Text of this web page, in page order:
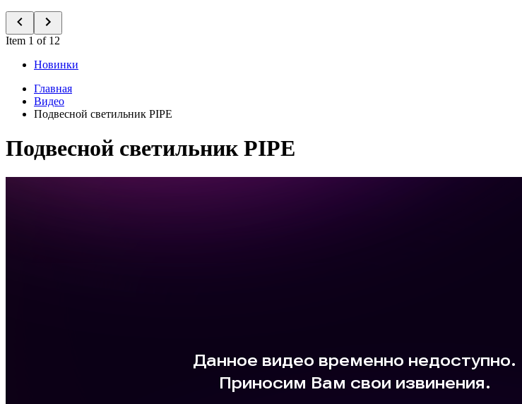
Item 1 of 12
Новинки
Главная
Видео
Подвесной светильник PIPE
Подвесной светильник PIPE